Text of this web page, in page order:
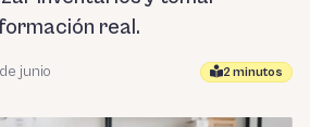
real.
junio 2 minutos